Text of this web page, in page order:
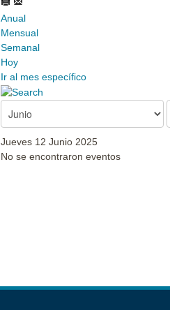
Anual
Mensual
Semanal
Hoy
Ir al mes específico
Jueves 12 Junio 2025
No se encontraron eventos